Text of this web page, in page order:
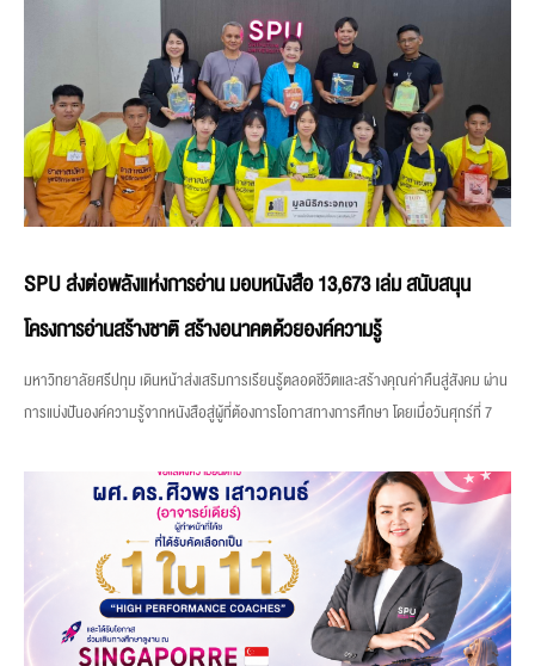
SPU ส่งต่อพลังแห่งการอ่าน มอบหนังสือ 13,673 เล่ม สนับสนุน
โครงการอ่านสร้างชาติ สร้างอนาคตด้วยองค์ความรู้
มหาวิทยาลัยศรีปทุม เดินหน้าส่งเสริมการเรียนรู้ตลอดชีวิตและสร้างคุณค่าคืนสู่สังคม ผ่าน
การแบ่งปันองค์ความรู้จากหนังสือสู่ผู้ที่ต้องการโอกาสทางการศึกษา โดยเมื่อวันศุกร์ที่ 7